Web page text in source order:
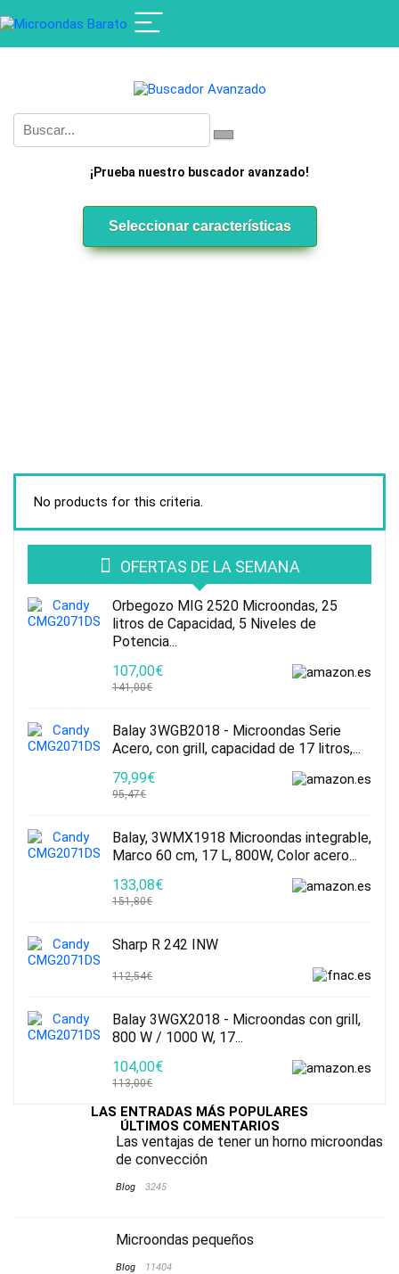
¡Prueba nuestro buscador avanzado!
Seleccionar características
No products for this criteria.
OFERTAS DE LA SEMANA
Orbegozo MIG 2520 Microondas, 25
litros de Capacidad, 5 Niveles de
Potencia...
107,00€
141,00€
Balay 3WGB2018 - Microondas Serie
Acero, con grill, capacidad de 17 litros,...
79,99€
95,47€
Balay, 3WMX1918 Microondas integrable,
Marco 60 cm, 17 L, 800W, Color acero...
133,08€
151,80€
Sharp R 242 INW
112,54€
Balay 3WGX2018 - Microondas con grill,
800 W / 1000 W, 17...
104,00€
113,00€
LAS ENTRADAS MÁS POPULARES
ÚLTIMOS COMENTARIOS
Las ventajas de tener un horno microondas
de convección
Blog 3245
Microondas pequeños
Blog 11404